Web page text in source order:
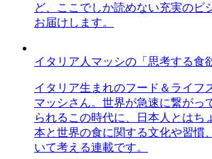
ど、ここでしか読めない充実のビ
お届けします。
イタリア人マッシの「思考する食
イタリア生まれのフード＆ライフ
マッシさん。世界が急速に繋がっ
られるこの時代に、日本人とはち
本と世界の食に関する文化や習慣
いて考える連載です。